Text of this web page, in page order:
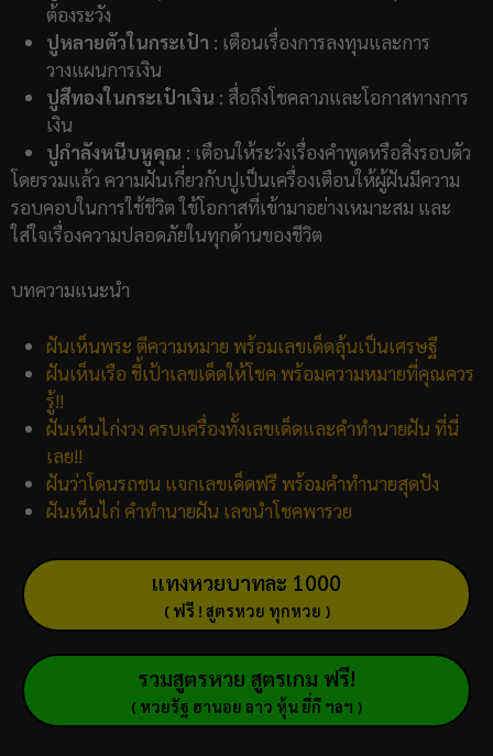
ต้องระวัง
ปูหลายตัวในกระเป๋า : เตือนเรื่องการลงทุนและการ
วางแผนการเงิน
ปูสีทองในกระเป๋าเงิน : สื่อถึงโชคลาภและโอกาสทางการ
เงิน
ปูกำลังหนีบหูคุณ : เตือนให้ระวังเรื่องคำพูดหรือสิ่งรอบตัว
โดยรวมแล้ว ความฝันเกี่ยวกับปูเป็นเครื่องเตือนให้ผู้ฝันมีความ
รอบคอบในการใช้ชีวิต ใช้โอกาสที่เข้ามาอย่างเหมาะสม และ
ใส่ใจเรื่องความปลอดภัยในทุกด้านของชีวิต
บทความแนะนำ
ฝันเห็นพระ ตีความหมาย พร้อมเลขเด็ดลุ้นเป็นเศรษฐี
ฝันเห็นเรือ ชี้เป้าเลขเด็ดให้โชค พร้อมความหมายที่คุณควร
รู้!!
ฝันเห็นไก่งวง ครบเครื่องทั้งเลขเด็ดและคำทำนายฝัน ที่นี่
เลย!!
ฝันว่าโดนรถชน แจกเลขเด็ดฟรี พร้อมคำทำนายสุดปัง
ฝันเห็นไก่ คำทำนายฝัน เลขนำโชคพารวย
แทงหวยบาทละ 1000
( ฟรี ! สูตรหวย ทุกหวย )
รวมสูตรหวย สูตรเกม ฟรี!
( หวยรัฐ ฮานอย ลาว หุ้น ยี่กี ฯลฯ )